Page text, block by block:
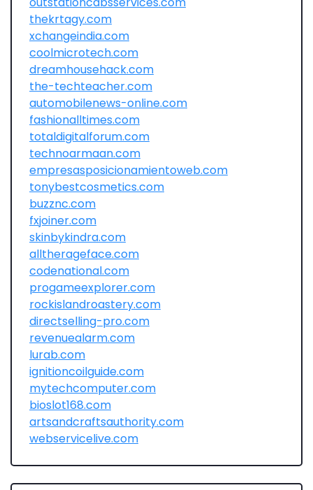
thekrtagy.com
xchangeindia.com
coolmicrotech.com
dreamhousehack.com
the-techteacher.com
automobilenews-online.com
fashionalltimes.com
totaldigitalforum.com
technoarmaan.com
empresasposicionamientoweb.com
tonybestcosmetics.com
buzznc.com
fxjoiner.com
skinbykindra.com
alltherageface.com
codenational.com
progameexplorer.com
rockislandroastery.com
directselling-pro.com
revenuealarm.com
lurab.com
ignitioncoilguide.com
mytechcomputer.com
bioslot168.com
artsandcraftsauthority.com
webservicelive.com